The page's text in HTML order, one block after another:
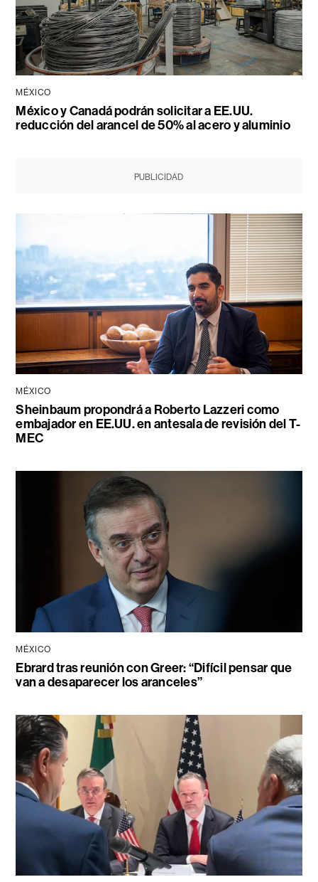
MÉXICO
México y Canadá podrán solicitar a EE.UU.
reducción del arancel de 50% al acero y aluminio
PUBLICIDAD
MÉXICO
Sheinbaum propondrá a Roberto Lazzeri como
embajador en EE.UU. en antesala de revisión del T-
MEC
MÉXICO
Ebrard tras reunión con Greer: “Difícil pensar que
van a desaparecer los aranceles”